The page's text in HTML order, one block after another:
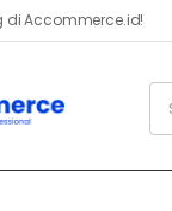
Accommerce.id!